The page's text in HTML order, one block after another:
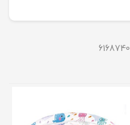
6168740